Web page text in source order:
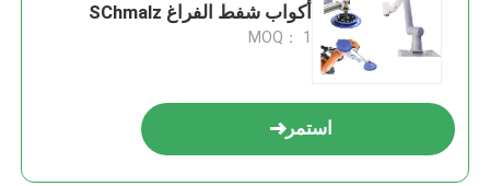
أكواب شفط الفراغ SChmalz
MOQ： 1
استمر